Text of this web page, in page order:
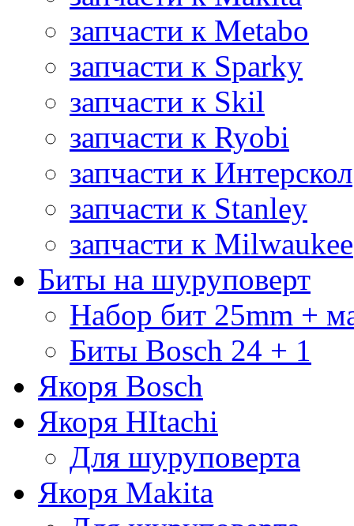
запчасти к Metabo
запчасти к Sparky
запчасти к Skil
запчасти к Ryobi
запчасти к Интерскол
запчасти к Stanley
запчасти к Milwaukee
Биты на шуруповерт
Набор бит 25mm +
Биты Bosch 24 + 1
Якоря Bosch
Якоря HItachi
Для шуруповерта
Якоря Makita